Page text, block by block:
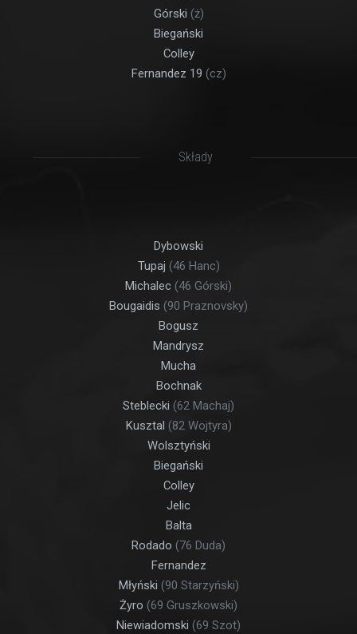
Górski (ż)
Biegański
Colley
Fernandez 19 (cz)
Składy
Dybowski
Tupaj (46 Hanc)
Michalec (46 Górski)
Bougaidis (90 Praznovsky)
Bogusz
Mandrysz
Mucha
Bochnak
Steblecki (62 Machaj)
Kusztal (82 Wojtyra)
Wolsztyński
Biegański
Colley
Jelic
Balta
Rodado (76 Duda)
Fernandez
Młyński (90 Starzyński)
Żyro (69 Gruszkowski)
Niewiadomski (69 Szot)